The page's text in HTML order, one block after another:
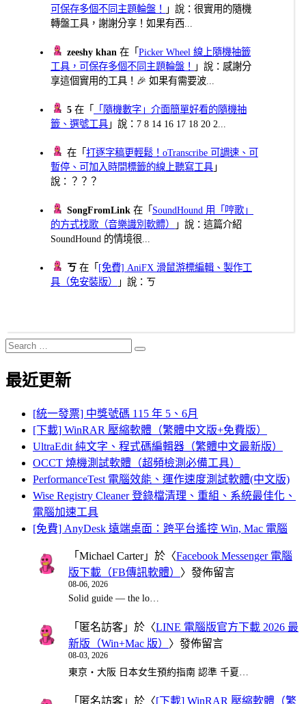
可保存多個不同主題輪盤！
」說：很實用的隨機
轉盤工具，謝謝分享！如果有西...
zeeshy khan 在「Picker Wheel 線上隨機抽籤
工具，可保存多個不同主題輪盤！
」說：感謝分
享這個實用的工具！🎉 如果有需要波...
5 在「
「隨機數字」介面簡單好看的隨機抽
籤、選號工具 」說：7 8 14 16 17 18 20 2...
在「打逐字稿更輕鬆！oTranscribe 可調速、可
暫停、可加入時間標籤的線上聽寫工具 」
說：？？？
SongFromLink 在「 SoundHound 用「哼歌」
的方式找歌（音樂識別軟體）
」說：這篇介紹
SoundHound 的情境很...
ㄎ 在「 [免費] AniFX 滑鼠游標編輯、製作工
具（免安裝版）
」說：ㄎ
Search
for:
Search
最近更新
[統一發票] 中獎號碼 115 年 5、6月
[下載] WinRAR 壓縮軟體（繁體中文版+免費版）
UltraEdit 純文字、程式碼編輯器（繁體中文最新版）
OCCT 燒機測試軟體（超頻檢測必備工具）
PerformanceTest 電腦效能、運作速度測試軟體(中文版)
Wise Registry Cleaner 登錄檔清理、重組、系統最佳化、
電腦加速工具
[免費] AnyDesk 遠端桌面：跨平台遙控 Win, Mac 電腦
「 Michael Carter」於〈Facebook Messenger 電腦
版下載（FB傳訊軟體） 〉發佈留言
08-06, 2026
Solid guide — the lo…
「 匿名訪客 」於〈LINE 電腦版官方下載 2026 最
新版（Win+Mac 版） 〉發佈留言
08-03, 2026
東京・大阪 日本女生預約指南 認準 千夏…
「 匿名訪客 」於〈[下載] WinRAR 壓縮軟體（繁